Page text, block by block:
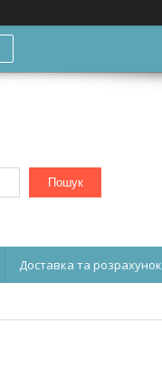
Пошук
Доставка та розрахунок